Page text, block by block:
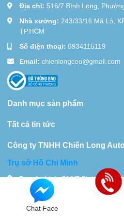
Địa chỉ: 516/7 Bình Long,
Nhà xưởng: 243/33/16 Mã Lò,
TP.HCM
Số điện thoại: 0934115119
Email: chienlongceo@gmail.com
Danh mục sản phẩm
Tất cả tin tức
Công ty TNHH Chiến Long
Trụ sở Hồ Chi Minh
Trụ sở chính: 516/7 Bình Long,
TP.HCM Nhà xưởng 28 Đường
Hòa. TP.HCM
Chat Face